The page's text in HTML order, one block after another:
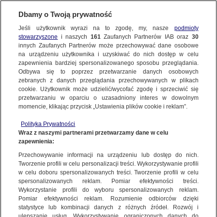
ŚWIAT
Kilkudziesięciu zabitych w czasie
czwartkowych protestów w Iraku
28.11.2019, 15:59
Dbamy o Twoją prywatność
Jeśli użytkownik wyrazi na to zgodę, my, nasze podmioty
stowarzyszone i naszych 161Zaufanych Partnerów IAB oraz 30
innych Zaufanych Partnerów może przechowywać dane osobowe
na urządzeniu użytkownika i uzyskiwać do nich dostęp w celu
zapewnienia bardziej spersonalizowanego sposobu przeglądania.
Odbywa się to poprzez przetwarzanie danych osobowych
zebranych z danych przeglądania przechowywanych w plikach
cookie. Użytkownik może udzielić/wycofać zgodę i sprzeciwić się
przetwarzaniu w oparciu o uzasadniony interes w dowolnym
momencie, klikając przycisk „Ustawienia plików cookie i reklam”.
Polityka Prywatności
Wraz z naszymi partnerami przetwarzamy dane w celu
zapewnienia:
Przechowywanie informacji na urządzeniu lub dostęp do nich.
Tworzenie profili w celu personalizacji treści. Wykorzystywanie profili
w celu doboru spersonalizowanych treści. Tworzenie profili w celu
spersonalizowanych reklam. Pomiar efektywności treści.
Wykorzystanie profili do wyboru spersonalizowanych reklam.
Pomiar efektywności reklam. Rozumienie odbiorców dzięki
statystyce lub kombinacji danych z różnych źródeł. Rozwój i